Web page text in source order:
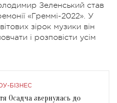
Зеленський став
«Греммі-2022». У
зірок музики він
і розповісти усім
БІЗНЕС
Осадча звернулась до